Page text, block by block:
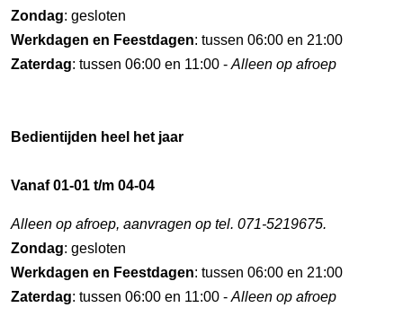
Zondag: gesloten
Werkdagen en Feestdagen: tussen 06:00 en 21:00
Zaterdag: tussen 06:00 en 11:00 - Alleen op afroep
Bedientijden heel het jaar
Vanaf 01-01 t/m 04-04
Alleen op afroep, aanvragen op tel. 071-5219675.
Zondag: gesloten
Werkdagen en Feestdagen: tussen 06:00 en 21:00
Zaterdag: tussen 06:00 en 11:00 - Alleen op afroep